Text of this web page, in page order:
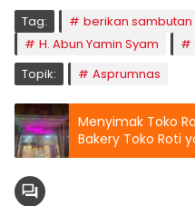
Tag: berikan sambutan
H. Abun Yamin Syam
Topik:
Asprumnas
Menyimak Toko
Bakery Toko Roti